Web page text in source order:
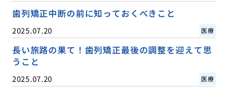
歯列矯正中断の前に知っておくべきこと
2025.07.20 医療
長い旅路の果て！歯列矯正最後の調整を迎えて思
うこと
2025.07.20 医療